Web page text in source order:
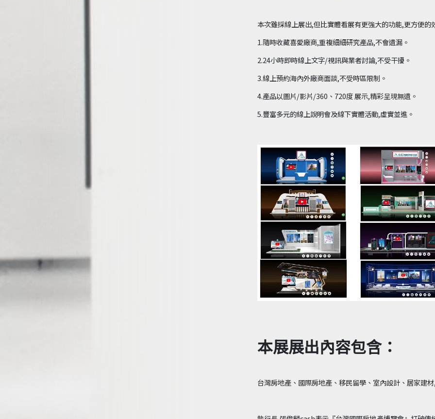
本次雖採線上展出,但比實體看展有更強大的功能,更方便的
1.隨時收藏喜愛廠商,重複細細研究產品,不會遺漏。
2.24小時即時線上文字/視訊與業者討論,不受干擾。
3.線上預約海內外廠商面談,不受時區限制。
4.產品以圖片/影片/360、720度 展示,精彩呈現無遺。
5.豐富多元的線上說明會及線下實體活動,虛實並進。
本展展出內容包含：
台灣房地產、國際房地產、移民留學、室內設計、居家